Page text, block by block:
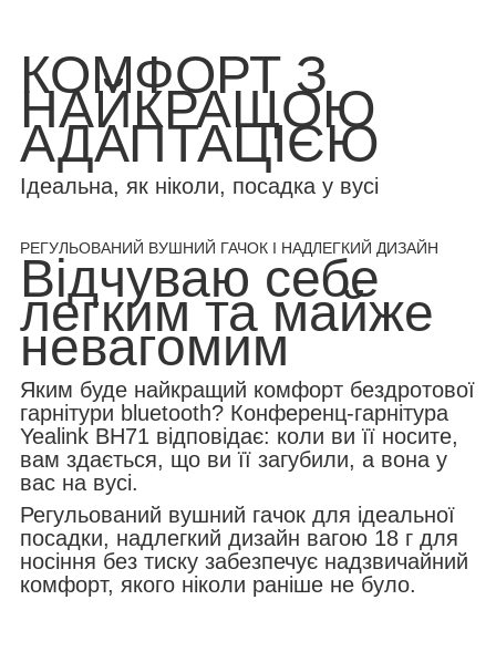
КОМФОРТ З
НАЙКРАЩОЮ
АДАПТАЦІЄЮ
Ідеальна, як ніколи, посадка у вусі
РЕГУЛЬОВАНИЙ ВУШНИЙ ГАЧОК І НАДЛЕГКИЙ ДИЗАЙН
Відчуваю себе
легким та майже
невагомим
Яким буде найкращий комфорт бездротової
гарнітури bluetooth? Конференц-гарнітура
Yealink BH71 відповідає: коли ви її носите,
вам здається, що ви її загубили, а вона у
вас на вусі.
Регульований вушний гачок для ідеальної
посадки, надлегкий дизайн вагою 18 г для
носіння без тиску забезпечує надзвичайний
комфорт, якого ніколи раніше не було.